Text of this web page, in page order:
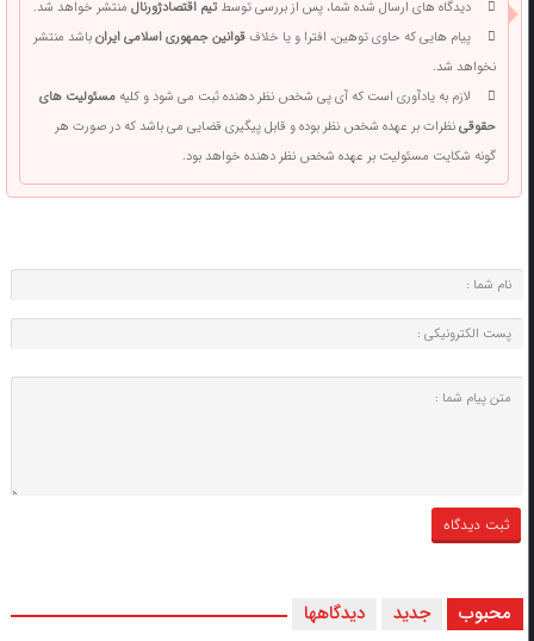
دیدگاه های ارسال شده شما، پس از بررسی توسطتیم اقتصادژورنالمنتشر خواهد شد.
پیام هایی که حاوی توهین، افترا و یا خلافقوانین جمهوری اسلامی ایرانباشد منتشر
نخواهد شد.
لازم به یادآوری است که آی پی شخص نظر دهنده ثبت می شود و کلیهمسئولیت های
حقوقینظرات بر عهده شخص نظر بوده و قابل پیگیری قضایی می باشد که در صورت هر
گونه شکایت مسئولیت بر عهده شخص نظر دهنده خواهد بود.
محبوب جدید دیدگاهها